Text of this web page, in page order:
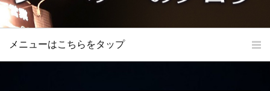
メニューはこちらをタップ